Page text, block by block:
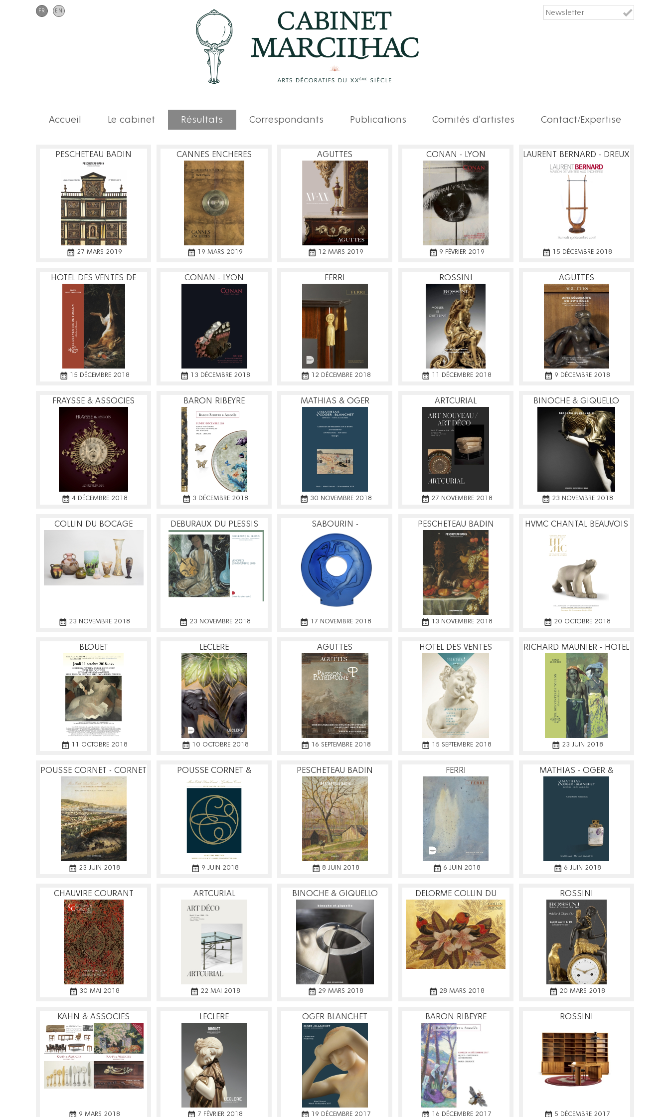
FR EN
Accueil Le cabinet Résultats Correspondants Publications Comités d'artistes Contact/Expertise
PESCHETEAU BADIN
27 MARS 2019
CANNES ENCHERES
19 MARS 2019
AGUTTES
12 MARS 2019
CONAN - LYON
9 FÉVRIER 2019
LAURENT BERNARD - DREUX
15 DÉCEMBRE 2018
HOTEL DES VENTES DE
TOULON
15 DÉCEMBRE 2018
CONAN - LYON
13 DÉCEMBRE 2018
FERRI
12 DÉCEMBRE 2018
ROSSINI
11 DÉCEMBRE 2018
AGUTTES
9 DÉCEMBRE 2018
FRAYSSE & ASSOCIES
4 DÉCEMBRE 2018
BARON RIBEYRE
3 DÉCEMBRE 2018
MATHIAS & OGER
BLANCHET
30 NOVEMBRE 2018
ARTCURIAL
27 NOVEMBRE 2018
BINOCHE & GIQUELLO
23 NOVEMBRE 2018
COLLIN DU BOCAGE
23 NOVEMBRE 2018
DEBURAUX DU PLESSIS
23 NOVEMBRE 2018
SABOURIN -
CHATELLERAULT
17 NOVEMBRE 2018
PESCHETEAU BADIN
13 NOVEMBRE 2018
HVMC CHANTAL BEAUVOIS
FRANCK BAILLE
20 OCTOBRE 2018
BLOUET
11 OCTOBRE 2018
LECLERE
10 OCTOBRE 2018
AGUTTES
16 SEPTEMBRE 2018
HOTEL DES VENTES
GIRAUDEAU - TOURS
15 SEPTEMBRE 2018
RICHARD MAUNIER - HOTEL
DES VENTES DE TOULON
23 JUIN 2018
POUSSE CORNET - CORNET
23 JUIN 2018
POUSSE CORNET &
CORNET
9 JUIN 2018
PESCHETEAU BADIN
8 JUIN 2018
FERRI
6 JUIN 2018
MATHIAS - OGER &
BLANCHET
6 JUIN 2018
CHAUVIRE COURANT
30 MAI 2018
ARTCURIAL
22 MAI 2018
BINOCHE & GIQUELLO
29 MARS 2018
DELORME COLLIN DU
BOCAGE
28 MARS 2018
ROSSINI
20 MARS 2018
KAHN & ASSOCIES
9 MARS 2018
LECLERE
7 FÉVRIER 2018
OGER BLANCHET
19 DÉCEMBRE 2017
BARON RIBEYRE
16 DÉCEMBRE 2017
ROSSINI
5 DÉCEMBRE 2017